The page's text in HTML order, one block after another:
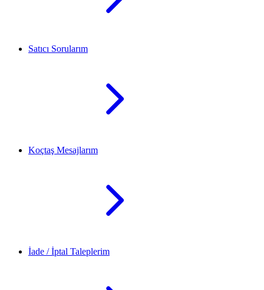
Satıcı Sorularım
Koçtaş Mesajlarım
İade / İptal Taleplerim